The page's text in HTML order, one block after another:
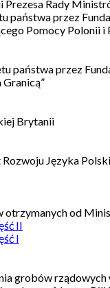
Prezesa Rady
państwa przez
Pomocy Polonii i
państwa przez
Granicą”
Brytanii
Języka
otrzymanych od
II
I
grobów